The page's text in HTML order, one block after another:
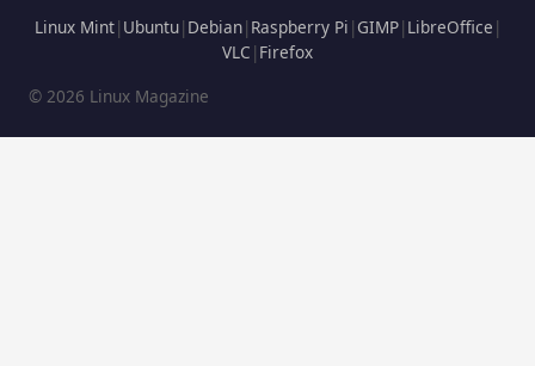
Linux Mint| Ubuntu| Debian| Raspberry Pi | GIMP| LibreOffice |
VLC | Firefox
© 2026 Linux Magazine